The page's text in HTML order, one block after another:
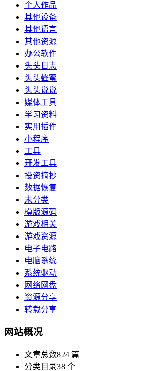
个人作品
其他设备
其他语言
其他资源
办公软件
头头日志
头头蜂蜜
头头说说
媒体工具
学习资料
实用插件
小程序
工具
开发工具
投资摘抄
数据恢复
未分类
模版源码
游戏相关
游戏资源
电子电路
电脑系统
系统驱动
网络网盘
资源分享
转载分享
网站概况
文章总数824 篇
分类目录38 个